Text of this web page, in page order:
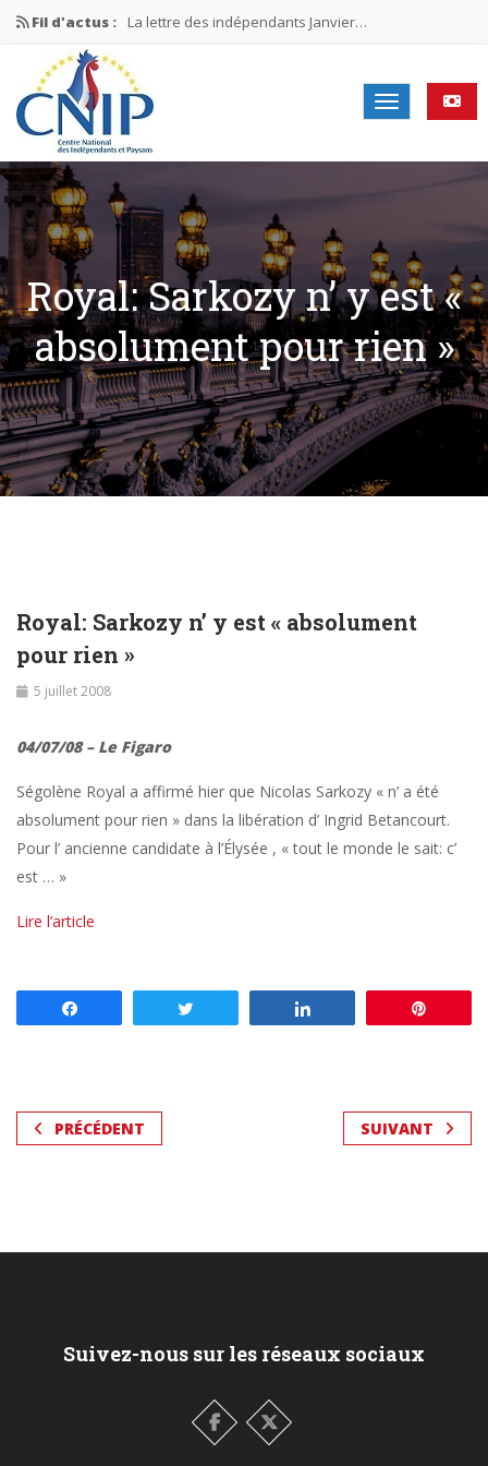
Fil d'actus : La lettre des indépendants Janvier…
La lettre des indépendants Novembre…
La lettre des indépendants Juin…
Mission nationale ÉLECTIONS MUNICIPALES 2026
La lettre des indépendants N°2-2026
Royal: Sarkozy n’ y est «
absolument pour rien »
Royal: Sarkozy n’ y est « absolument
pour rien »
5 juillet 2008
04/07/08 – Le Figaro
Ségolène Royal a affirmé hier que Nicolas Sarkozy « n’ a été
absolument pour rien » dans la libération d’ Ingrid Betancourt.
Pour l’ ancienne candidate à l’Élysée , « tout le monde le sait: c’
est … »
Lire l’article
PRÉCÉDENT SUIVANT
Suivez-nous sur les réseaux sociaux